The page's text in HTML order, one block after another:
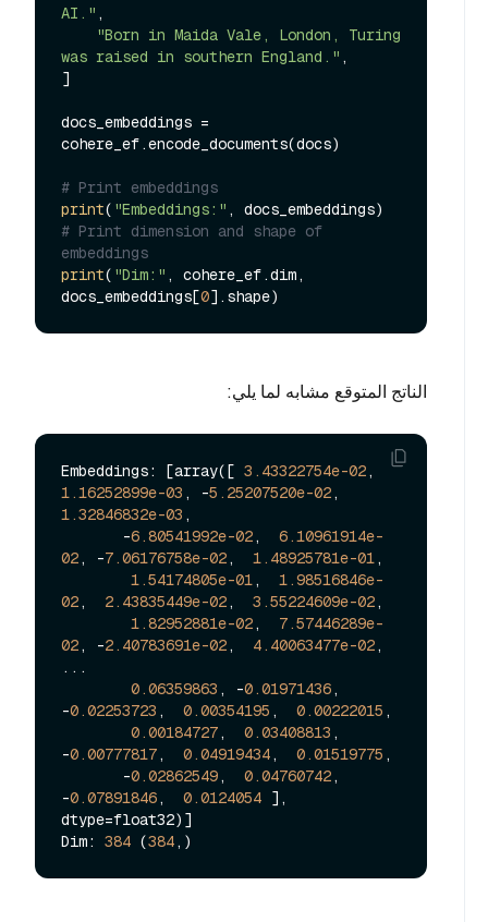
AI." ,
"Born in Maida Vale, London, Turing
was raised in southern England." ,
]
docs_embeddings =
cohere_ef.encode_documents(docs)
# Print embeddings
print( "Embeddings:"
# Print dimension and shape of
embeddings
print( "Dim:" , cohere_ef.dim,
docs_embeddings[0
الناتج المتوقع مشابه لما يلي:
Embeddings: [array([ 3.43322754e-02
,
1.16252899e-03 , -5.25207520e-02
1.32846832e-03 ,
       -
6.80541992e-02, 6.10961914e-
02, -7.06176758e-02, 1.48925781e-01,
1.54174805e-01, 1.98516846e-
02, 2.43835449e-02, 3.55224609e-02,
1.82952881e-02, 7.57446289e-
02, -2.40783691e-02, 4.40063477e-02,
...
0.06359863 , -0.01971436,
-0.02253723 , 0.00354195 , 0.00222015 ,
0.00184727, 0.03408813 ,
-0.00777817, 0.04919434, 0.01519775 ,
       -
0.02862549, 0.04760742,
-0.07891846, 0.0124054 ],
dtype=float32)]
Dim: 384 (384